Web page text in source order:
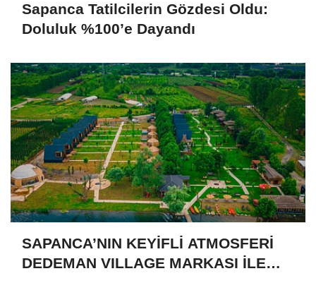
Sapanca Tatilcilerin Gözdesi Oldu:
Doluluk %100’e Dayandı
SAPANCA’NIN KEYİFLİ ATMOSFERİ
DEDEMAN VILLAGE MARKASI İLE